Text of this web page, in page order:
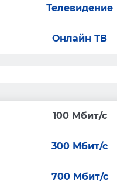
Телевидение
Онлайн ТВ
100 Мбит/с
300 Мбит/с
700 Мбит/с